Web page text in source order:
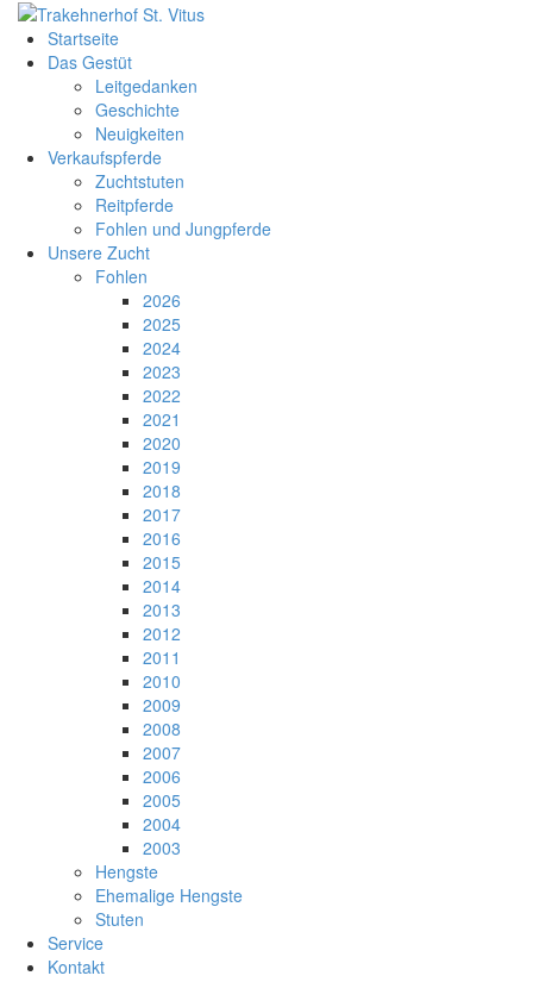
Startseite
Das Gestüt
Leitgedanken
Geschichte
Neuigkeiten
Verkaufspferde
Zuchtstuten
Reitpferde
Fohlen und Jungpferde
Unsere Zucht
Fohlen
2026
2025
2024
2023
2022
2021
2020
2019
2018
2017
2016
2015
2014
2013
2012
2011
2010
2009
2008
2007
2006
2005
2004
2003
Hengste
Ehemalige Hengste
Stuten
Service
Kontakt